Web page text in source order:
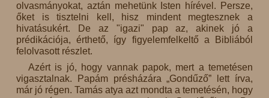
olvasmányokat, aztán mehetünk Isten hírével. Persze,
őket is tisztelni kell, hisz mindent megtesznek a
hivatásukért. De az "igazi" pap az, akinek jó a
prédikációja, érthető, így figyelemfelkeltő a Bibliából
felolvasott részlet.
Azért is jó, hogy vannak papok, mert a temetésen
vigasztalnak. Papám présházára „Gondűző” lett írva,
már jó régen. Tamás atya azt mondta a temetésén, hogy